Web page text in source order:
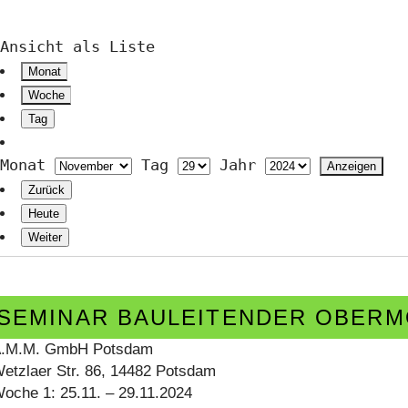
Ansicht als Liste
Monat
Woche
Tag
Monat Tag Jahr
Zurück
Heute
Weiter
BAULEITENDER
GmbH Potsdam
Str. 86, 14482 Potsdam
1: 25.11. – 29.11.2024